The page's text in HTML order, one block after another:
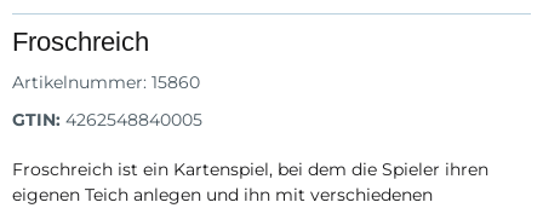
Froschreich
Artikelnummer: 15860
GTIN: 4262548840005
Froschreich ist ein Kartenspiel, bei dem die Spieler ihren
eigenen Teich anlegen und ihn mit verschiedenen